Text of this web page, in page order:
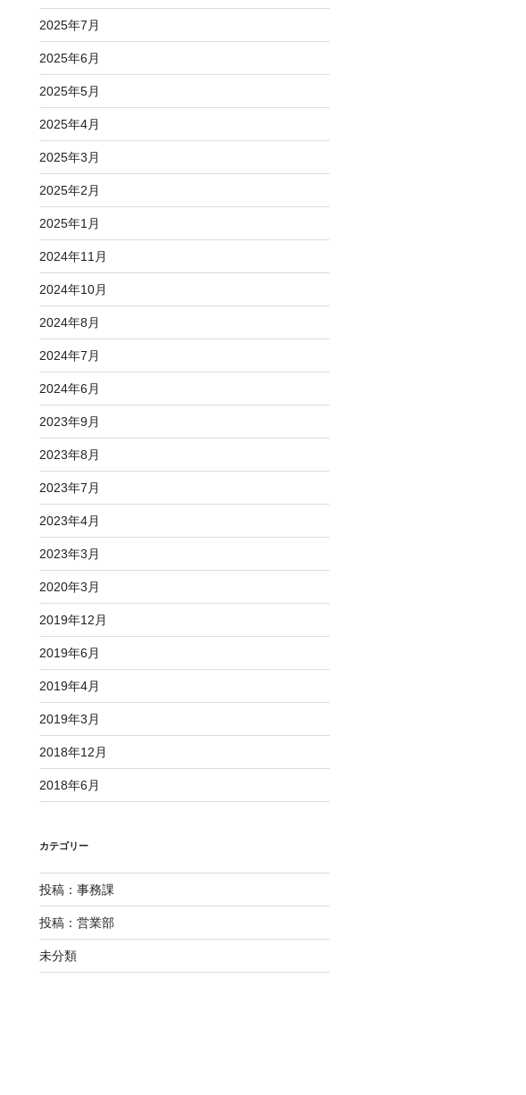
2025年7月
2025年6月
2025年5月
2025年4月
2025年3月
2025年2月
2025年1月
2024年11月
2024年10月
2024年8月
2024年7月
2024年6月
2023年9月
2023年8月
2023年7月
2023年4月
2023年3月
2020年3月
2019年12月
2019年6月
2019年4月
2019年3月
2018年12月
2018年6月
カテゴリー
投稿：事務課
投稿：営業部
未分類